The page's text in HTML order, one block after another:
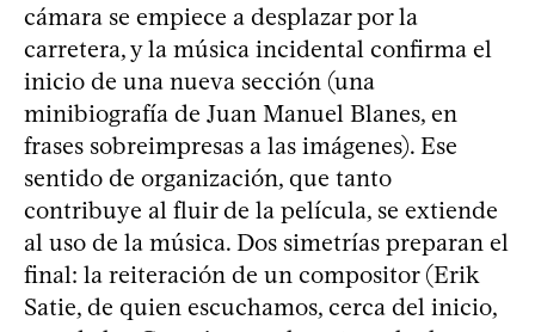
cámara se empiece a desplazar por la
carretera, y la música incidental confirma el
inicio de una nueva sección (una
minibiografía de Juan Manuel Blanes, en
frases sobreimpresas a las imágenes). Ese
sentido de organización, que tanto
contribuye al fluir de la película, se extiende
al uso de la música. Dos simetrías preparan el
final: la reiteración de un compositor (Erik
Satie, de quien escuchamos, cerca del inicio,